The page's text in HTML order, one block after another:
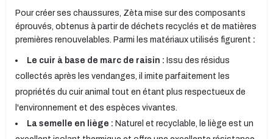
Pour créer ses chaussures, Zèta mise sur des composants
éprouvés, obtenus à partir de déchets recyclés et de matières
premières renouvelables. Parmi les matériaux utilisés figurent :
Le cuir à base de marc de raisin : Issu des résidus
collectés après les vendanges, il imite parfaitement les
propriétés du cuir animal tout en étant plus respectueux de
l'environnement et des espèces vivantes.
La semelle en liège : Naturel et recyclable, le liège est un